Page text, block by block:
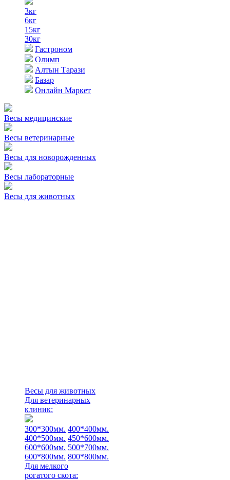
3кг
6кг
15кг
30кг
Гастроном
Олимп
Алтын Тарази
Базар
Онлайн Маркет
Весы медицинские
Весы ветеринарные
Весы для новорожденных
Весы лабораторные
Весы для животных
Весы для животных
Для ветеринарных
клиник:
300*300мм. 400*400мм.
400*500мм. 450*600мм.
600*600мм. 500*700мм.
600*800мм. 800*800мм.
Для мелкого
рогатого скота: